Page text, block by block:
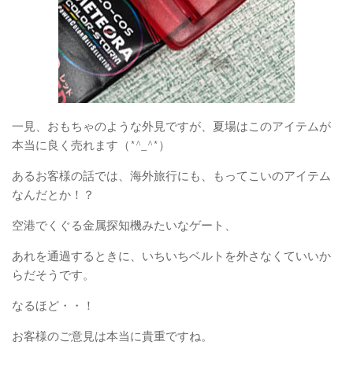
一見、おもちゃのような外見ですが、夏場はこのアイテムが
本当に良く売れます（*^_^*）
あるお客様の話では、海外旅行にも、もってこいのアイテム
なんだとか！？
空港でくぐる金属探知機みたいなゲート、
あれを通過するときに、いちいちベルトを外さなくていいか
らだそうです。
なるほど・・！
お客様のご意見は本当に貴重ですね。